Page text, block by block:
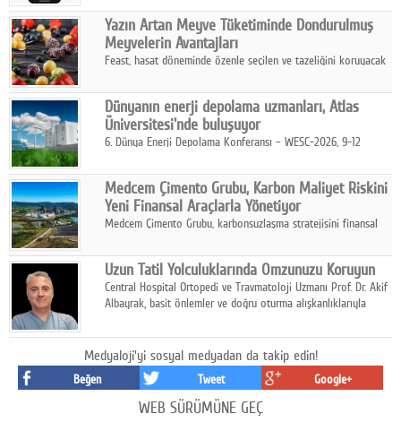
ekonomi ile gerçek dünya alışveriş deneyimi arasında köprü
kurmayı hedefleyen vizyonuyla uluslararası pazarlara açılıyor.
Yazın Artan Meyve Tüketiminde Dondurulmuş
Meyvelerin Avantajları
Feast, hasat döneminde özenle seçilen ve tazeliğini koruyacak
pratik, güvenilir ve lezzetli bir alternatif sunuyor.
Dünyanın enerji depolama uzmanları, Atlas
Üniversitesi'nde buluşuyor
6. Dünya Enerji Depolama Konferansı – WESC-2026, 9-12
sahipliğinde gerçekleştirilecek.
Medcem Çimento Grubu, Karbon Maliyet Riskini
Yeni Finansal Araçlarla Yönetiyor
Medcem Çimento Grubu, karbonsuzlaşma stratejisini finansal
Uzun Tatil Yolculuklarında Omzunuzu Koruyun
Central Hospital Ortopedi ve Travmatoloji Uzmanı Prof. Dr. Akif
Albayrak, basit önlemler ve doğru oturma alışkanlıklarıyla
Medyaloji'yi sosyal medyadan da takip edin!
Beğen Tweet Google+
WEB SÜRÜMÜNE GEÇ